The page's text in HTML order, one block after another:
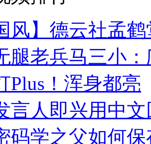
风】德云社孟
腿老兵马三小
Plus！浑身都亮
言人即兴用中
码学之父如何